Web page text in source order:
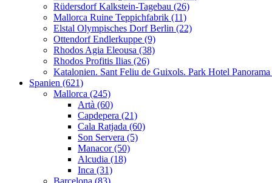
Rüdersdorf Kalkstein-Tagebau (26)
Mallorca Ruine Teppichfabrik (11)
Elstal Olympisches Dorf Berlin (22)
Ottendorf Endlerkuppe (9)
Rhodos Agia Eleousa (38)
Rhodos Profitis Ilias (26)
Katalonien. Sant Feliu de Guixols. Park Hotel
Spanien (621)
Mallorca (245)
Artà (60)
Capdepera (21)
Cala Ratjada (60)
Son Servera (5)
Manacor (50)
Alcudia (18)
Inca (31)
Barcelona (83)